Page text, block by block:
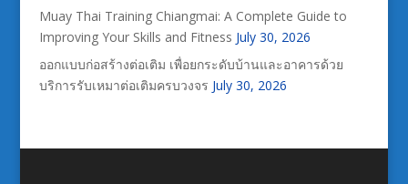
Muay Thai Training Chiangmai: A Complete Guide to
Improving Your Skills and Fitness July 30, 2026
ออกแบบก่อสร้างต่อเติม เพื่อยกระดับบ้านและอาคารด้วย
บริการรับเหมาต่อเติมครบวงจร July 30, 2026